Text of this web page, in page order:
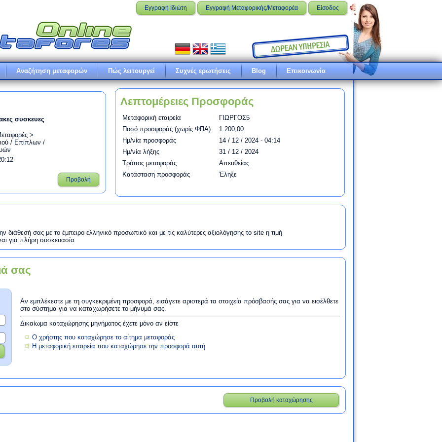
Εγγραφή Ιδιώτη Εγγραφή Μεταφορικής/Μεταφορέα Είσοδος
Αναζήτηση μεταφορών Πώς λειτουργεί Συχνές ερωτήσεις Blog Επικοινωνία
συσκευες
>
/ Επίπλων /
Προβολή
Λεπτομέρειες Προσφοράς
Μεταφορική εταιρεία
ΓΙΩΡΓΟΣ5
Ποσό προσφοράς (χωρίς ΦΠΑ)
1.200,00
Ημ/νία προσφοράς
14 / 12 / 2024 - 04:14
Ημ/νία λήξης
31 / 12 / 2024
Τρόπος μεταφοράς
Απευθείας
Κατάσταση προσφοράς
Έληξε
διάθεσή σας με το έμπειρο ελληνικό προσωπικό και με τις καλύτερες αξιολόγησης το site η τιμή
για πλήρη συσκευασία
σας
Αν εμπλέκεστε με τη συγκεκριμένη προσφορά, εισάγετε αριστερά τα στοιχεία πρόσβασής σας για να εισέλθετε
στο σύστημα για να καταχωρήσετε το μήνυμά σας.
Δικαίωμα καταχώρησης μηνήματος έχετε μόνο αν είστε
Ο χρήστης που καταχώρησε το αίτημα μεταφοράς
Η μεταφορική εταιρεία που καταχώρησε την προσφορά αυτή
Προβολή καταχώρησης